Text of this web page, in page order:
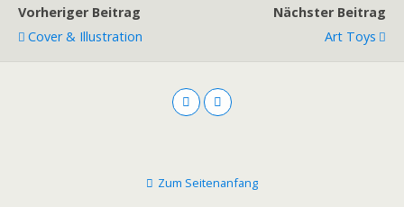
Vorheriger Beitrag
Cover & Illustration
Nächster Beitrag
Art Toys
Zum Seitenanfang